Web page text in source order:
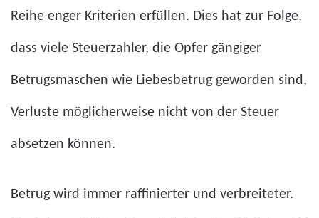
Reihe enger Kriterien erfüllen. Dies hat zur Folge,
dass viele Steuerzahler, die Opfer gängiger
Betrugsmaschen wie Liebesbetrug geworden sind,
Verluste möglicherweise nicht von der Steuer
absetzen können.
Betrug wird immer raffinierter und verbreiteter.